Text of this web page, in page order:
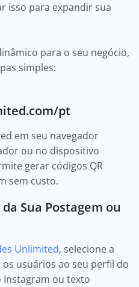
isso para expandir sua
para o seu negócio,
simples:
pt
em seu navegador
ou no dispositivo
gerar códigos QR
sem custo.
Sua Postagem ou
Unlimited, selecione a
usuários ao seu perfil do
Instagram ou texto